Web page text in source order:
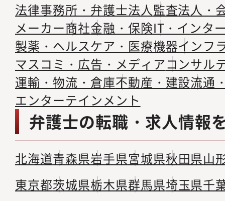
法律事務所・弁護士法人監査法人・
メーカー商社金融・保険IT・インタ
製薬・ヘルスケア・医療機器インフ
マスコミ・広告・メディアコンサル
運輸・物流・倉庫不動産・建設流通
エンターテインメント
弁護士の転職・求人情報
北海道青森県岩手県宮城県秋田県山
東京都茨城県栃木県群馬県埼玉県千